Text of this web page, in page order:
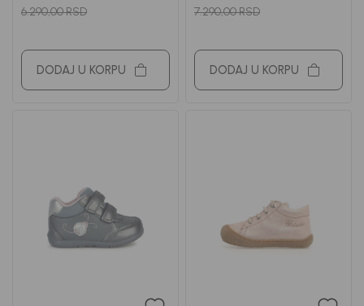
6.290,00RSD
DODAJ U KORPU
7.290,00RSD
DODAJ U KORPU